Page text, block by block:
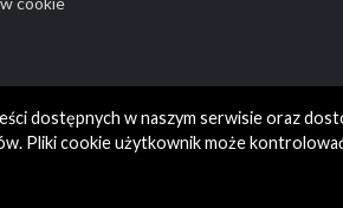
dostępnych w naszym serwisie oraz
Pliki cookie użytkownik może